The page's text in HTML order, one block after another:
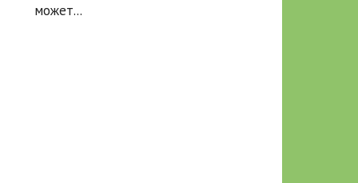
может...